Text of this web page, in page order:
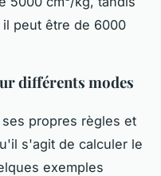
peut être de 6000
différents modes
propres règles et
s'agit de calculer le
exemples